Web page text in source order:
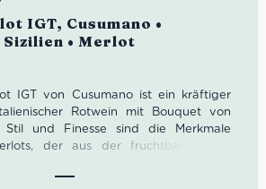
IGT, Cusumano •
Sizilien • Merlot
IGT von Cusumano ist ein kräftiger
Rotwein mit Bouquet von
Stil und Finesse sind die Merkmale
der aus der fruchtbaren und